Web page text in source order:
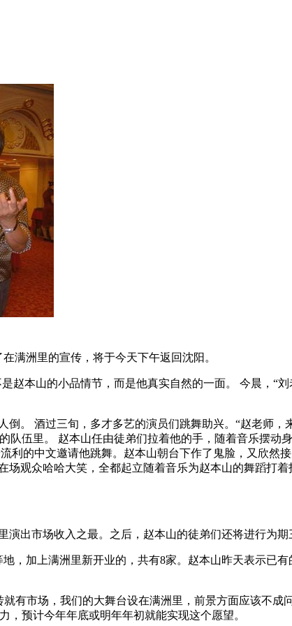
满洲里的宣传，将于今天下午返回沈阳。
赵本山的小品情节，而是他真实自然的一面。 今晨，“
。 酒过三旬，多才多艺的演员们跳舞助兴。“赵老师，
伍里。 赵本山任由徒弟们拉着他的手，随着音乐摆动
利的中文邀请他跳舞。赵本山朝台下作了鬼脸，又欣然
观众哈哈大笑，全都起立随着音乐为赵本山的舞蹈打
出市场收入之最。之后，赵本山的徒弟们还将进行为期
，加上满洲里新开业的，共有8家。赵本山昨天表示已有
有市场，我们的大舞台设在满洲里，前景方面应该不成
预计今年年底或明年年初就能实现这个愿望。